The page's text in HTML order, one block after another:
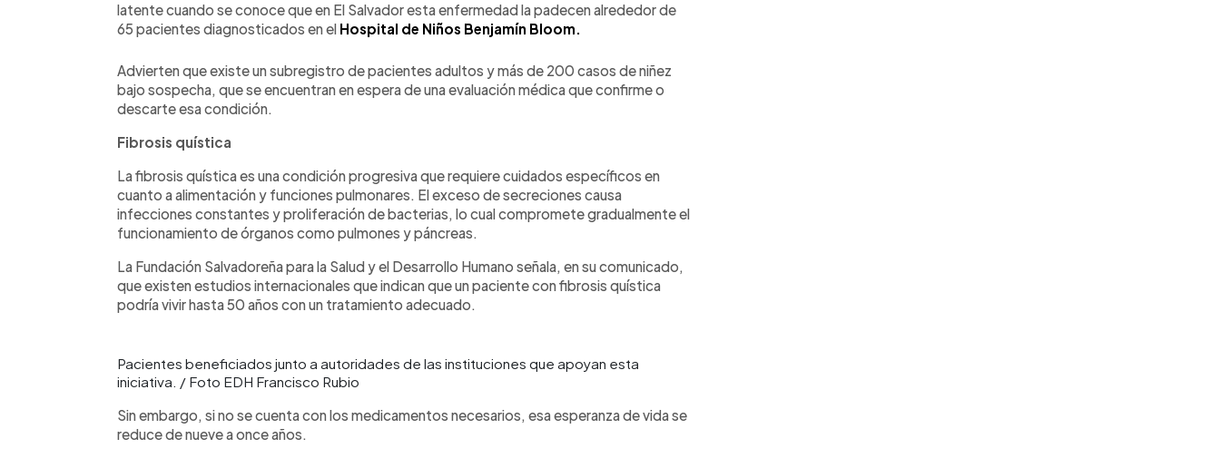
latente cuando se conoce que en El Salvador esta enfermedad la padecen alrededor de
65 pacientes diagnosticados en el Hospital de Niños Benjamín Bloom.
Advierten que existe un subregistro de pacientes adultos y más de 200 casos de niñez
bajo sospecha, que se encuentran en espera de una evaluación médica que confirme o
descarte esa condición.
Fibrosis quística
La fibrosis quística es una condición progresiva que requiere cuidados específicos en
cuanto a alimentación y funciones pulmonares. El exceso de secreciones causa
infecciones constantes y proliferación de bacterias, lo cual compromete gradualmente el
funcionamiento de órganos como pulmones y páncreas.
La Fundación Salvadoreña para la Salud y el Desarrollo Humano señala, en su comunicado,
que existen estudios internacionales que indican que un paciente con fibrosis quística
podría vivir hasta 50 años con un tratamiento adecuado.
Pacientes beneficiados junto a autoridades de las instituciones que apoyan esta
iniciativa. / Foto EDH Francisco Rubio
Sin embargo, si no se cuenta con los medicamentos necesarios, esa esperanza de vida se
reduce de nueve a once años.